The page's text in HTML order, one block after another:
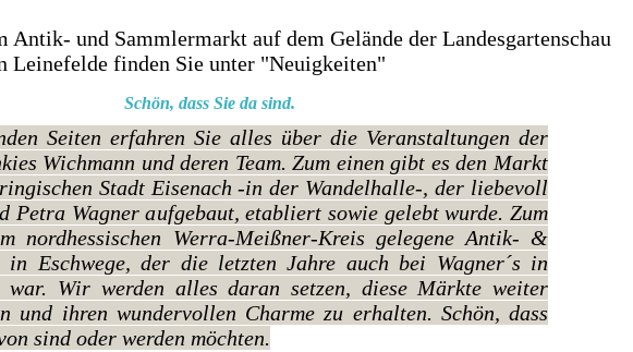
Antik- und Sammlermarkt auf dem Gelände der Landesgartenschau
Leinefelde finden Sie unter "Neuigkeiten"
Schön, dass Sie da sind.
Seiten erfahren Sie alles über die Veranstaltungen der
Wichmann und deren Team. Zum einen gibt es den Markt
Stadt Eisenach -in der Wandelhalle-, der liebevoll
Petra Wagner aufgebaut, etabliert sowie gelebt wurde. Zum
nordhessischen Werra-Meißner-Kreis gelegene Antik- &
in Eschwege, der die letzten Jahre auch bei Wagner´s in
war. Wir werden alles daran setzen, diese Märkte weiter
und ihren wundervollen Charme zu erhalten. Schön, dass
sind oder werden möchten.